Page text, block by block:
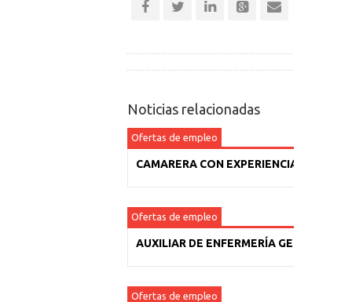
Noticias relacionadas
Ofertas de empleo
CAMARERA CON EXPERIENCIA
Ofertas de empleo
AUXILIAR DE ENFERMERÍA GERIÁTRICA
Ofertas de empleo